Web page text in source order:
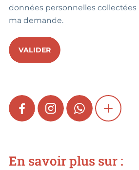
données personnelles
ma demande.
VALIDER
FACEBOOKINSTAGRAMWHATSAPP
SHOW
En savoir plus sur :